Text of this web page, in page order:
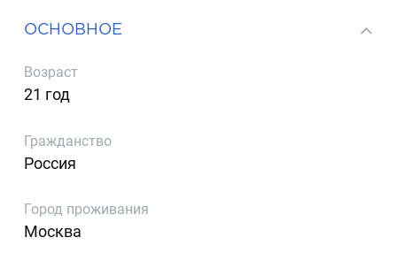
ОСНОВНОЕ
Возраст
21 год
Гражданство
Россия
Город проживания
Москва